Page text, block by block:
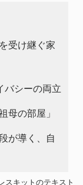
受け継ぐ家
バシーの両立
母の部屋」
が導く、自
スキットのテキスト